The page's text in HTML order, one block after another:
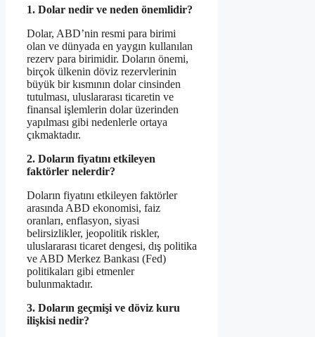
1. Dolar nedir ve neden önemlidir?
Dolar, ABD’nin resmi para birimi
olan ve dünyada en yaygın kullanılan
rezerv para birimidir. Doların önemi,
birçok ülkenin döviz rezervlerinin
büyük bir kısmının dolar cinsinden
tutulması, uluslararası ticaretin ve
finansal işlemlerin dolar üzerinden
yapılması gibi nedenlerle ortaya
çıkmaktadır.
2. Doların fiyatını etkileyen
faktörler nelerdir?
Doların fiyatını etkileyen faktörler
arasında ABD ekonomisi, faiz
oranları, enflasyon, siyasi
belirsizlikler, jeopolitik riskler,
uluslararası ticaret dengesi, dış politika
ve ABD Merkez Bankası (Fed)
politikaları gibi etmenler
bulunmaktadır.
3. Doların geçmişi ve döviz kuru
ilişkisi nedir?